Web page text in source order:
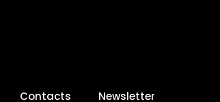
Contacts Newsletter